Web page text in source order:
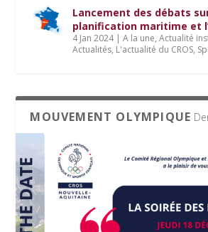
Lancement des débats
planification maritime et
4 Jan 2024|A la une,Actualité
Actualités, L'actualité du CROS,
MOUVEMENT OLYMPIQUE